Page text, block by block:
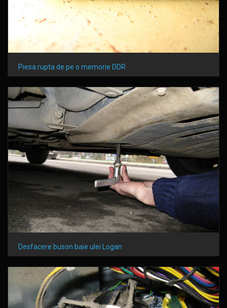
Piesa rupta de pe o memorie DDR
Desfacere buson baie ulei Logan